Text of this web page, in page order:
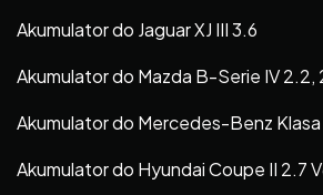
Akumulator do Jaguar XJ III 3.6
Akumulator do Mazda B-Serie IV 2.2,
Akumulator do Mercedes-Benz Klasa
Akumulator do Hyundai Coupe II 2.7